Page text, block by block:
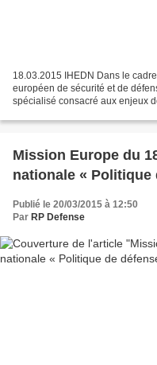
18.03.2015 IHEDN Dans le
européen de sécurité et de
spécialisé consacré aux enjeux
Mission Europe du
nationale « Politique
Publié le 20/03/2015 à 12:50
Par RP Defense